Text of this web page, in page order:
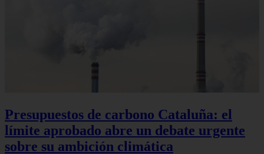
Presupuestos de carbono Cataluña: el
límite aprobado abre un debate urgente
sobre su ambición climática